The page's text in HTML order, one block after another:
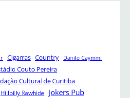
Cigarras Country
Danilo Caymmi
Couto Pereira
Cultural de Curitiba
Hillbilly Rawhide Jokers Pub